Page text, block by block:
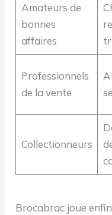
Amateurs de
bonnes
affaires
Professionnels
de la vente
Collectionneurs
Brocabrac joue